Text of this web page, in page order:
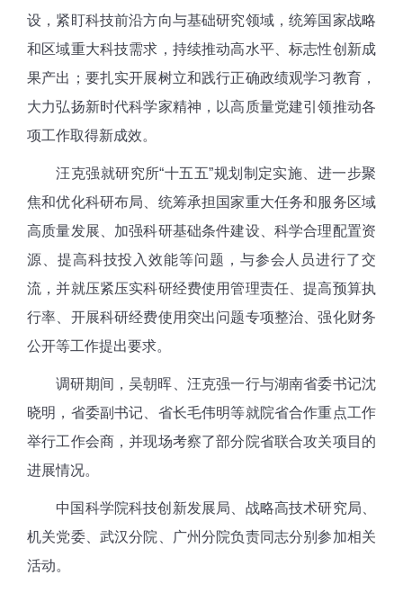
设，紧盯科技前沿方向与基础研究领域，统筹国家战略
和区域重大科技需求，持续推动高水平、标志性创新成
果产出；要扎实开展树立和践行正确政绩观学习教育，
大力弘扬新时代科学家精神，以高质量党建引领推动各
项工作取得新成效。
汪克强就研究所“十五五”规划制定实施、进一步聚
焦和优化科研布局、统筹承担国家重大任务和服务区域
高质量发展、加强科研基础条件建设、科学合理配置资
源、提高科技投入效能等问题，与参会人员进行了交
流，并就压紧压实科研经费使用管理责任、提高预算执
行率、开展科研经费使用突出问题专项整治、强化财务
公开等工作提出要求。
调研期间，吴朝晖、汪克强一行与湖南省委书记沈
晓明，省委副书记、省长毛伟明等就院省合作重点工作
举行工作会商，并现场考察了部分院省联合攻关项目的
进展情况。
中国科学院科技创新发展局、战略高技术研究局、
机关党委、武汉分院、广州分院负责同志分别参加相关
活动。